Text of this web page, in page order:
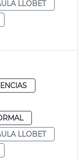
LLOBET
LLOBET